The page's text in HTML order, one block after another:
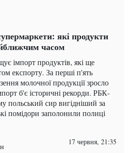
які продукти
часом
імпорт продуктів, які ще
експорту. За перші п'ять
молочної продукції зросло
б'є історичні рекорди. РБК-
польський сир вигідніший за
помідори заполонили полиці
17 червня, 21:35